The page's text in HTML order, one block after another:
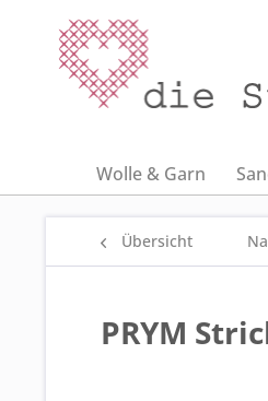
Wolle & Garn
Übersicht
PRYM